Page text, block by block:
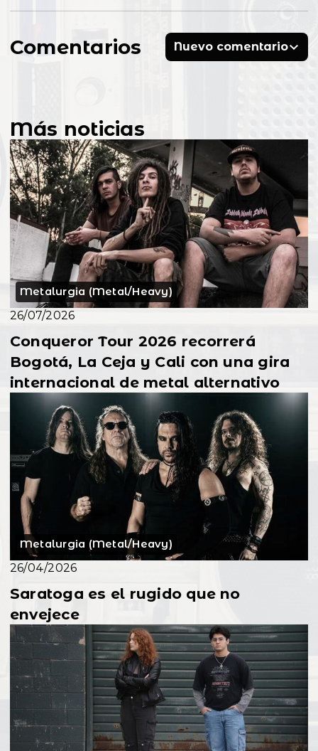
Comentarios Nuevo comentario
Más noticias
Metalurgia (Metal/Heavy)
26/07/2026
Conqueror Tour 2026 recorrerá
Bogotá, La Ceja y Cali con una gira
internacional de metal alternativo
Metalurgia (Metal/Heavy)
26/04/2026
Saratoga es el rugido que no
envejece